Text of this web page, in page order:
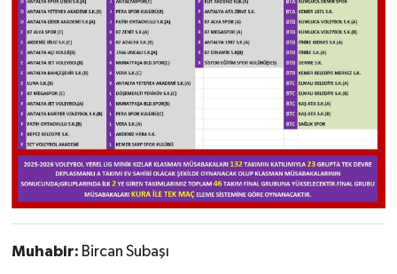
Muhabir: Bircan Subaşı